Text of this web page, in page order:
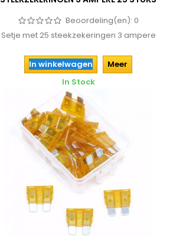
Beoordeling(en): 0
Setje met 25 steekzekeringen 3 ampere
In winkelwagen
Meer
In Stock